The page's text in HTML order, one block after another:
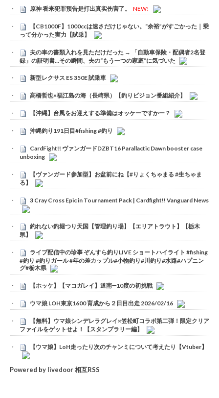
原神 看来犯罪预告是打出真实伤害了。 NEW!
【CB1000F】1000ccは速さだけじゃない。“余裕”がすごかった｜乗
って分かった実力【試乗】
夫の車の書類入れを見ただけだった → 「自動車保険・配偶者2名登
録」の証明書…その瞬間、夫の“もう一つの家庭”に気づいた
新型レクサス ES 350E 試乗車
高橋哲也×福江島の海（長崎県）【釣りビジョン番組紹介】
【沖縄】台風をお迎えする準備はオッケーですかー？
沖縄釣り191日目#fishing #釣り
CardFight!! ヴァンガードDZBT16 Parallactic Dawn booster case
unboxing
【ヴァンガード参加型】お盆前にね【#りょくちゃまる #生ちゃま
る】
3 Cray Cross Epic in Tournament Pack | Cardfight!! Vanguard News
釣れない釣堀つり天国【管理釣り場】【エリアトラウト】【栃木
県】
ライブ配信中の珍事 ぞんすら釣りLIVE ショートハイライト #fishing
#釣り #釣りガール #年の差カップル#小物釣り#川釣り#水路#ハプニン
グ#栃木県
【ホッケ】【マコガレイ】道南➖10度の初挑戦
ウマ娘 LOH東京1600 育成から２日目出走 2026/02/16
【無料】ウマ娘シンデレラグレイ×笠松町コラボ第二弾！限定クリア
ファイルをゲットせよ！【スタンプラリー編】
【ウマ娘】LoH走ったり次のチャンミについて考えたり【Vtuber】
Powered by livedoor 相互RSS